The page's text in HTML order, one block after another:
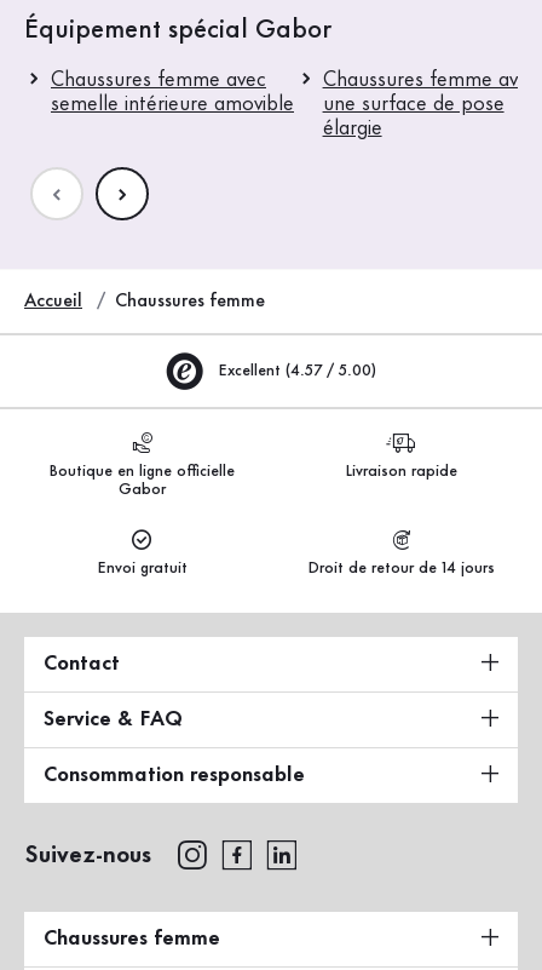
Équipement spécial Gabor
Chaussures femme avec
semelle intérieure amovible
Chaussures femme avec
une surface de pose
élargie
Accueil Chaussures femme
Excellent (4.57 / 5.00)
Boutique en ligne officielle
Gabor
Livraison rapide
Envoi gratuit Droit de retour de 14 jours
Contact
Service & FAQ
Consommation responsable
Suivez-nous
Chaussures femme